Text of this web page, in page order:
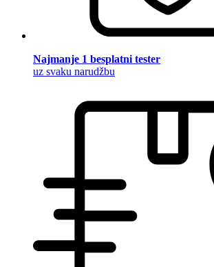
Najmanje 1 besplatni tester
uz svaku narudžbu